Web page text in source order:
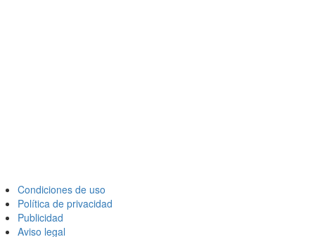
Condiciones de uso
Política de privacidad
Publicidad
Aviso legal